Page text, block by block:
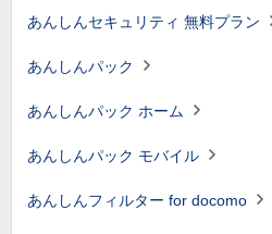
あんしんセキュリティ 無料プラン
あんしんパック
あんしんパック ホーム
あんしんパック モバイル
あんしんフィルター for docomo